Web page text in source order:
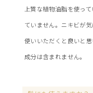
上質な植物油脂を使っ
ていません。ニキビが
使いいただくと良いと
成分は含まれません。